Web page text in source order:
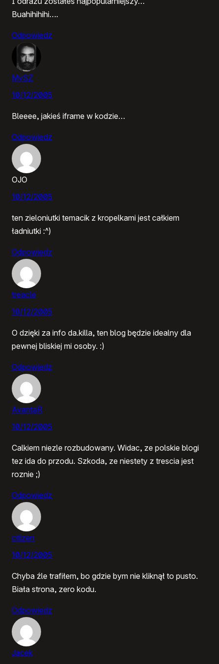
Buahihihihi….
Odpowiedz
MySZ
10/12/2005
Bleeee, jakieś iframe w kodzie…
Odpowiedz
OJO
10/12/2005
ten zieloniutki temacik z kropelkami jest całkiem
ładniutki :^)
Odpowiedz
treacle
10/12/2005
O dzięki za info da.killa, ten blog będzie idealny dla
pewnej bliskiej mi osoby. :)
Odpowiedz
AvantaR
10/12/2005
Calkiem niezle rozbudowany. Widac, ze polskie blogi
tez ida do przodu. Szkoda, ze niestety z trescia jest
roznie ;)
Odpowiedz
citizen
10/12/2005
Chyba źle trafiłem, bo gdzie bym nie kliknął to pusto.
Biała strona, zero kodu.
Odpowiedz
Jacek